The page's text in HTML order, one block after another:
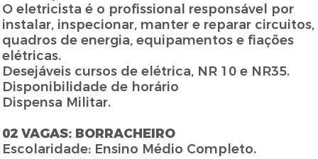
O eletricista é o profissional responsável por
instalar, inspecionar, manter e reparar circuitos,
quadros de energia, equipamentos e fiações
elétricas.
Desejáveis cursos de elétrica, NR 10 e NR35.
Disponibilidade de horário
Dispensa Militar.
02 VAGAS: BORRACHEIRO
Escolaridade: Ensino Médio Completo.